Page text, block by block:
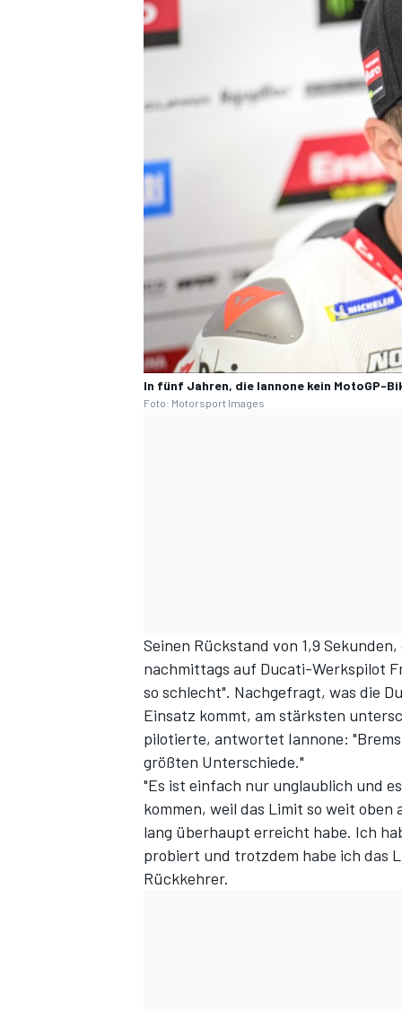
In fünf Jahren, die Iannone kein MotoGP-
Foto: Motorsport Images
Seinen Rückstand von 1,9
nachmittags auf Ducati-Werkspilot
so schlecht". Nachgefragt, was die
Einsatz kommt, am stärksten
pilotierte, antwortet Iannone:
größten Unterschiede."
"Es ist einfach nur unglaublich und
kommen, weil das Limit so weit
lang überhaupt erreicht habe. Ich
probiert und trotzdem habe ich das
Rückkehrer.